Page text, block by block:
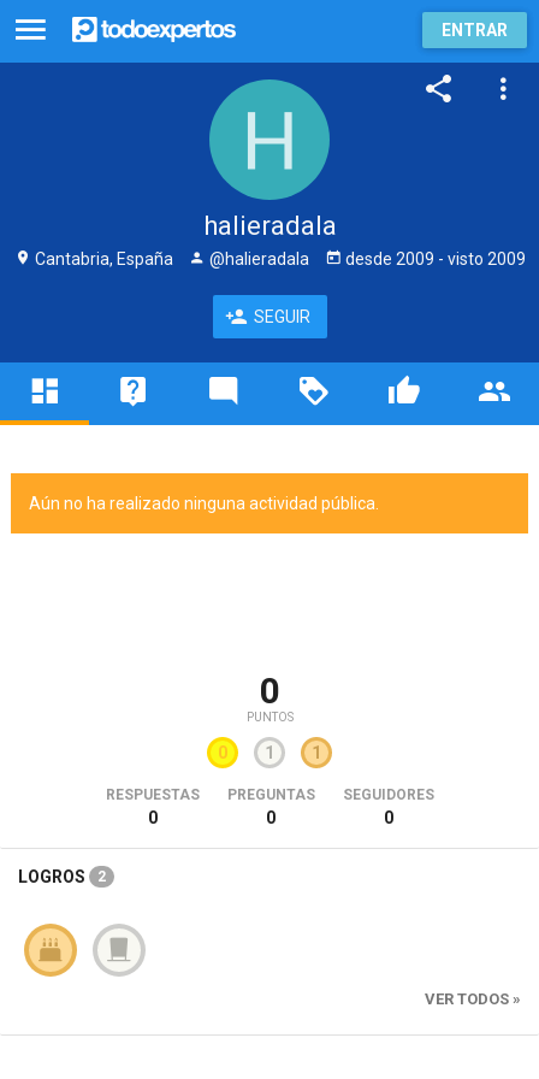
ENTRAR
halieradala
Cantabria, España @halieradala desde 2009 - visto 2009
SEGUIR
Aún no ha realizado ninguna actividad pública.
0
PUNTOS
0 1 1
RESPUESTAS
0
PREGUNTAS
0
SEGUIDORES
0
LOGROS 2
VER TODOS »